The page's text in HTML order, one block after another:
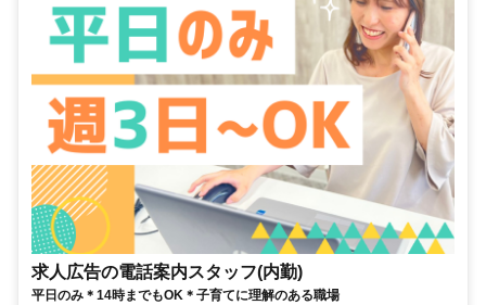
求人広告の電話案内スタッフ(内勤)
平日のみ＊14時までもOK＊子育てに理解のある職場